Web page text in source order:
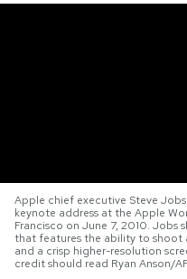
I MIEI PREFERITI
SHOP
Apple chief executive Steve
keynote address at the Apple
Francisco on June 7, 2010.
that features the ability to
and a crisp higher-resolution
credit should read Ryan Anson/